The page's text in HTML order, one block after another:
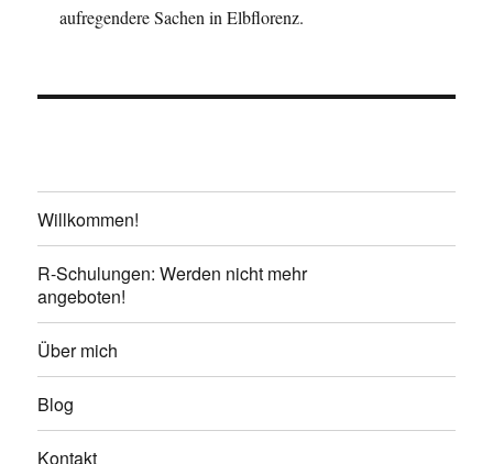
aufregendere Sachen in Elbflorenz.
Willkommen!
R-Schulungen: Werden nicht mehr
angeboten!
Über mich
Blog
Kontakt